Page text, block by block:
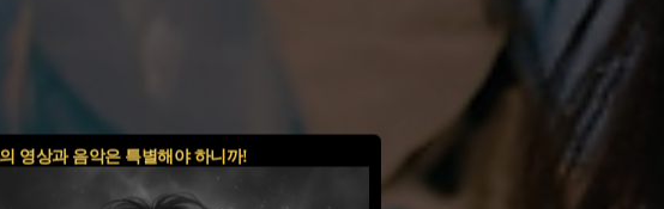
영상과 음악은 특별해야 하니까!